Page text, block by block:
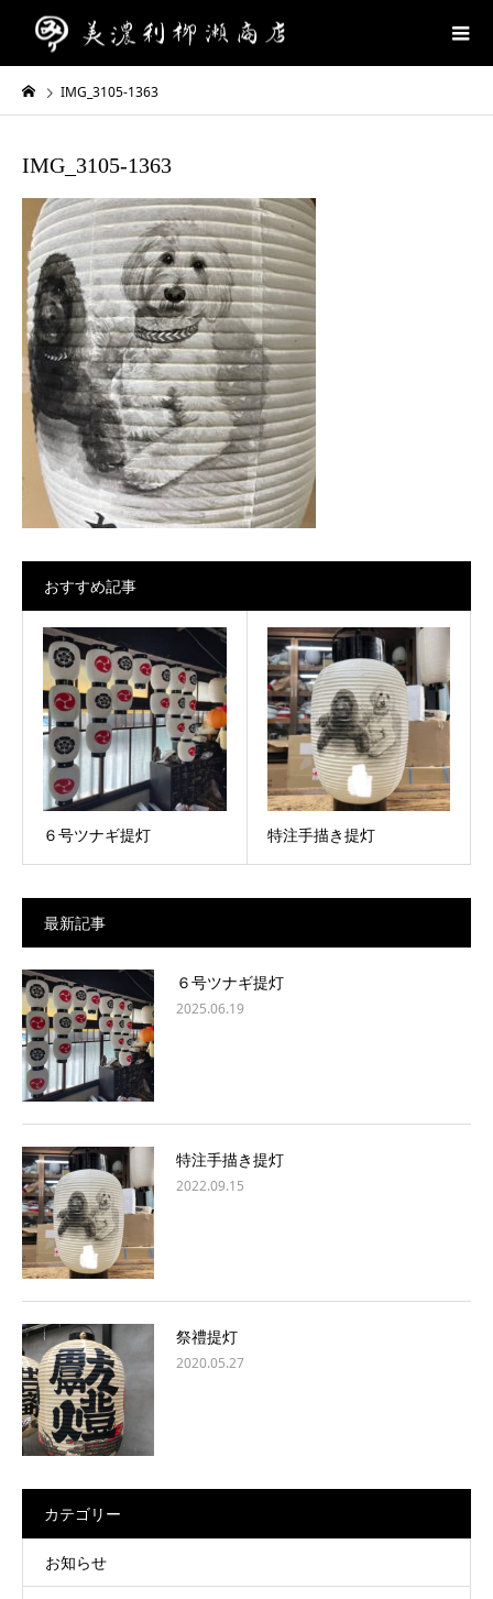
IMG_3105-1363
IMG_3105-1363
おすすめ記事
６号ツナギ提灯 特注手描き提灯
最新記事
６号ツナギ提灯
2025.06.19
特注手描き提灯
2022.09.15
祭禮提灯
2020.05.27
カテゴリー
お知らせ